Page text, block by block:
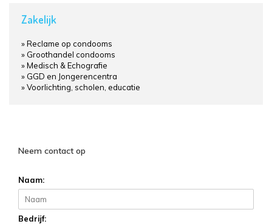
Zakelijk
Reclame op condooms
Groothandel condooms
Medisch & Echografie
GGD en Jongerencentra
Voorlichting, scholen, educatie
Neem contact op
Naam:
Bedrijf: